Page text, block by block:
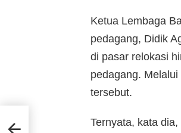
Ketua Lembaga
pedagang, Didik
di pasar relokasi
pedagang.
tersebut.
Ternyata, kata